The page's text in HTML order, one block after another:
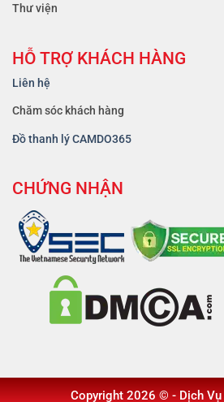
Thư viện
HỖ TRỢ KHÁCH HÀNG
Liên hệ
Chăm sóc khách hàng
Đồ thanh lý CAMDO365
CHỨNG NHẬN
Copyright 2026 © - Dịch Vụ